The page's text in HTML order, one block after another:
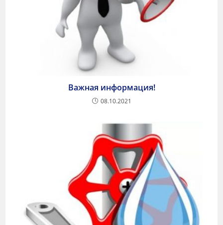
Важная информация!
08.10.2021